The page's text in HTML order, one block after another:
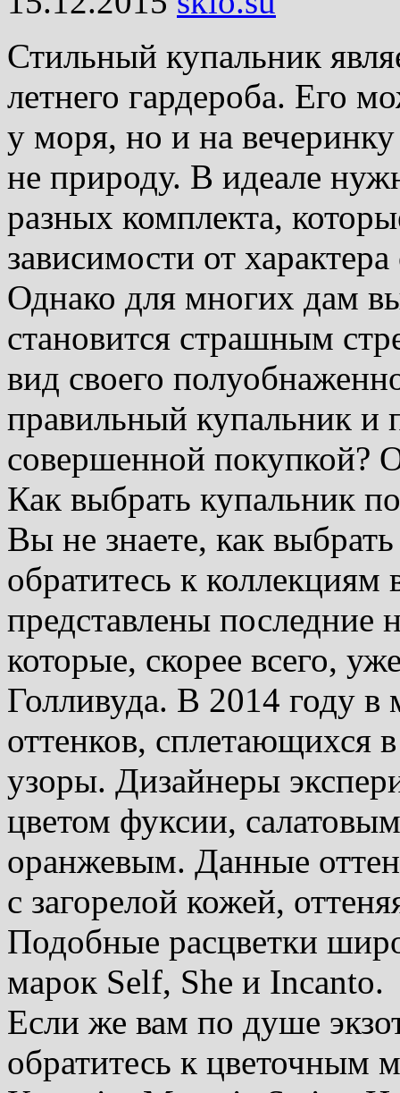
Стильный купальник
летнего гардероба. Его
у моря, но и на
не природу. В идеале
разных комплекта,
зависимости от
Однако для многих дам
становится страшным
вид своего
правильный купальник и
совершенной покупкой?
Как выбрать купальник
Вы не знаете, как
обратитесь к
представлены
которые, скорее всего,
Голливуда. В 2014 году в
оттенков, сплетающихся
узоры. Дизайнеры
цветом фуксии,
оранжевым. Данные
с загорелой кожей,
Подобные расцветки
марок Self, Shе и Incanto.
Если же вам по душе
обратитесь к цветочным